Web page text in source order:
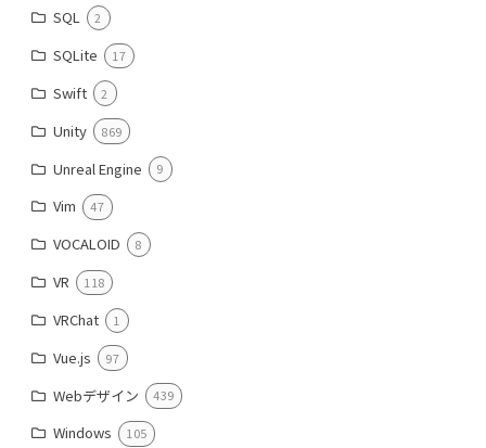
SQL 2
SQLite 17
Swift 2
Unity 869
Unreal Engine 9
Vim 47
VOCALOID 8
VR 118
VRChat 1
Vue.js 97
Webデザイン 439
Windows 105